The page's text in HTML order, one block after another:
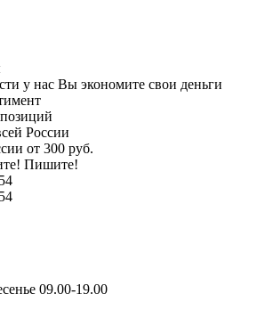
у нас Вы экономите свои деньги
России
от 300 руб.
Пишите!
09.00-19.00